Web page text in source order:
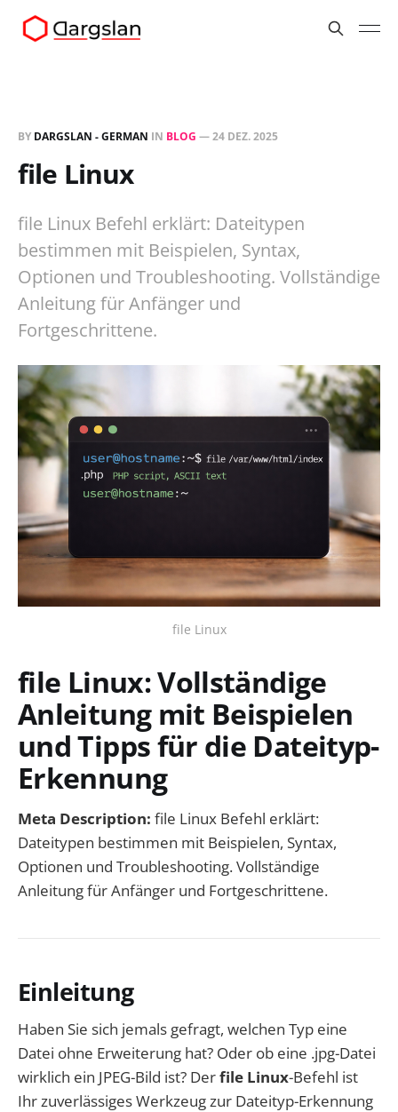
BY DARGSLAN - GERMAN IN BLOG —24 DEZ. 2025
file Linux
file Linux Befehl erklärt: Dateitypen
bestimmen mit Beispielen, Syntax,
Optionen und Troubleshooting. Vollständige
Anleitung für Anfänger und
Fortgeschrittene.
file Linux
file Linux: Vollständige
Anleitung mit Beispielen
und Tipps für die Dateityp-
Erkennung
Meta Description: file Linux Befehl erklärt:
Dateitypen bestimmen mit Beispielen, Syntax,
Optionen und Troubleshooting. Vollständige
Anleitung für Anfänger und Fortgeschrittene.
Einleitung
Haben Sie sich jemals gefragt, welchen Typ eine
Datei ohne Erweiterung hat? Oder ob eine .jpg-Datei
wirklich ein JPEG-Bild ist? Derfile Linux-Befehl ist
Ihr zuverlässiges Werkzeug zur Dateityp-Erkennung